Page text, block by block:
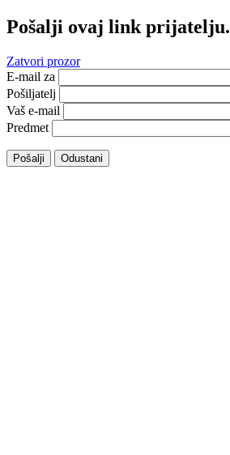
Pošalji ovaj link prijatelju.
Zatvori prozor
E-mail za
Pošiljatelj
Vaš e-mail
Predmet
Pošalji Odustani